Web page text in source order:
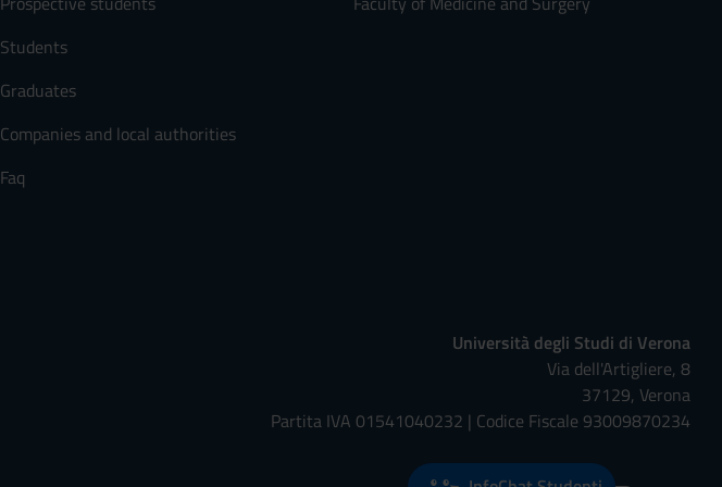
Students
Graduates
Companies and local authorities
Faq
Università degli Studi di Verona
Via dell'Artigliere, 8
37129, Verona
Partita IVA 01541040232 | Codice Fiscale 93009870234